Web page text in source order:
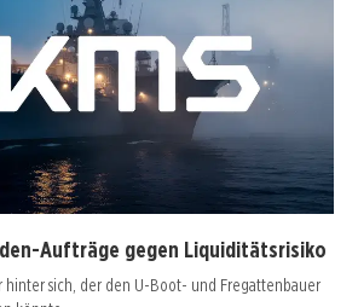
Aufträge gegen Liquiditätsrisiko
hinter sich, der den U-Boot- und Fregattenbauer